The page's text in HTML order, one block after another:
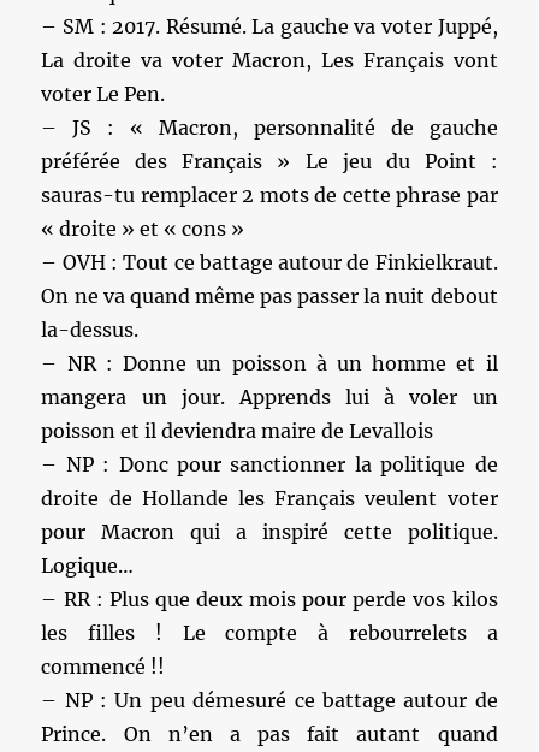
– SM : 2017. Résumé. La gauche va voter Juppé,
La droite va voter Macron, Les Français vont
voter Le Pen.
– JS : « Macron, personnalité de gauche
préférée des Français » Le jeu du Point :
sauras-tu remplacer 2 mots de cette phrase par
« droite » et « cons »
– OVH : Tout ce battage autour de Finkielkraut.
On ne va quand même pas passer la nuit debout
la-dessus.
– NR : Donne un poisson à un homme et il
mangera un jour. Apprends lui à voler un
poisson et il deviendra maire de Levallois
– NP : Donc pour sanctionner la politique de
droite de Hollande les Français veulent voter
pour Macron qui a inspiré cette politique.
Logique…
– RR : Plus que deux mois pour perde vos kilos
les filles ! Le compte à rebourrelets a
commencé !!
– NP : Un peu démesuré ce battage autour de
Prince. On n’en a pas fait autant quand